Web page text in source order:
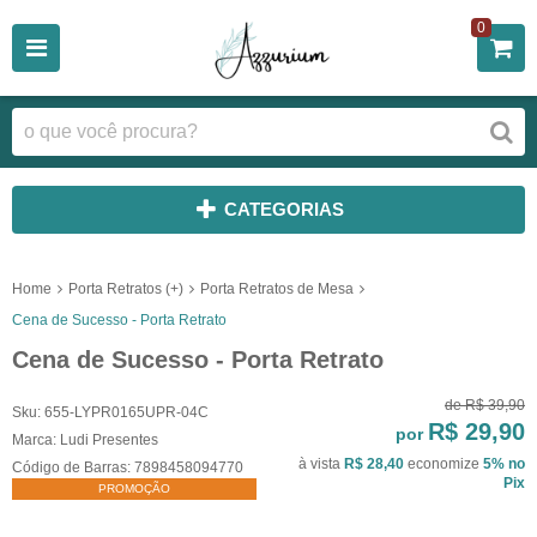
0
CATEGORIAS
Home Porta Retratos (+)
Porta Retratos de Mesa
Cena de Sucesso - Porta Retrato
Cena de Sucesso - Porta Retrato
Sku: 655-LYPR0165UPR-04C
Marca: Ludi Presentes
Código de Barras: 7898458094770
PROMOÇÃO
de R$ 39,90
por R$ 29,90
à vista R$ 28,40 economize 5% no
Pix